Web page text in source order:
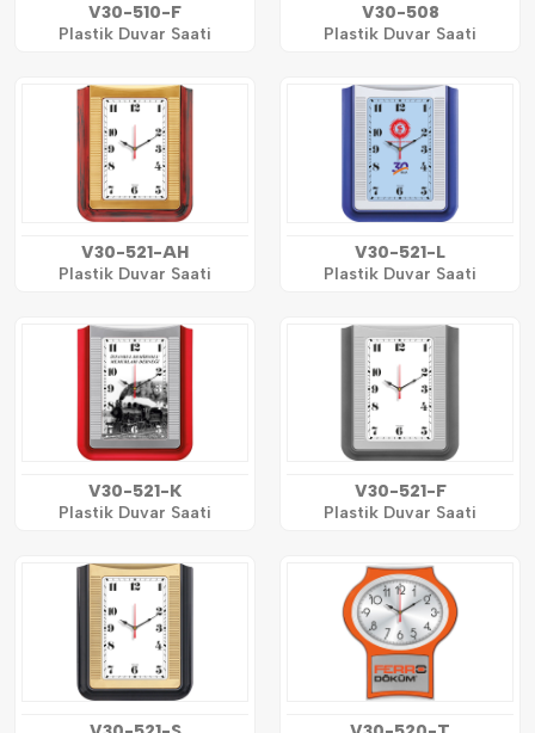
V30-510-F
Plastik Duvar Saati
V30-508
Plastik Duvar Saati
V30-521-AH
Plastik Duvar Saati
V30-521-L
Plastik Duvar Saati
V30-521-K
Plastik Duvar Saati
V30-521-F
Plastik Duvar Saati